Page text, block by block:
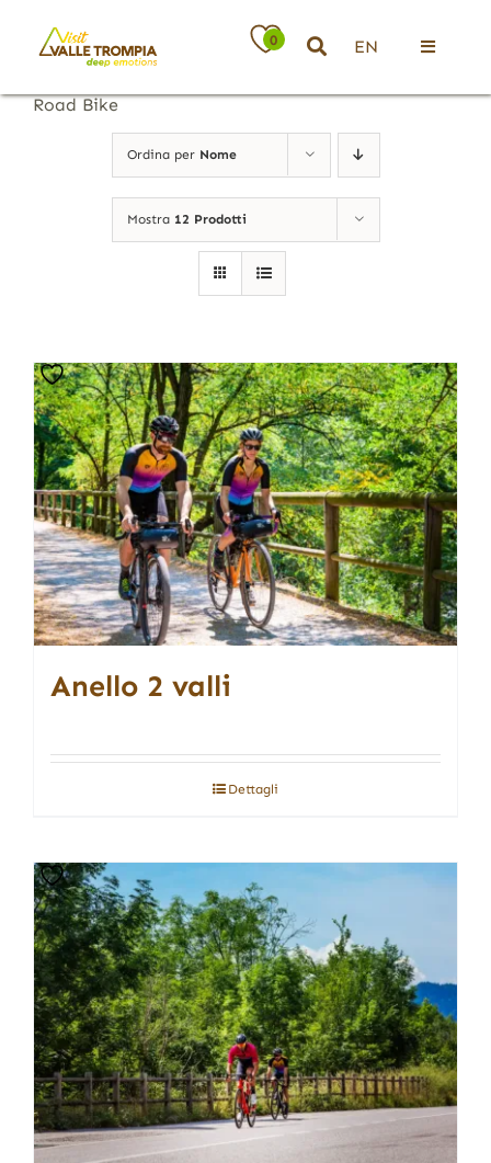
contenuto
0 EN
Toggle
Eventi
Road Bike
Ordina per Nome
Mostra 12 Prodotti
Anello 2 valli
Dettagli